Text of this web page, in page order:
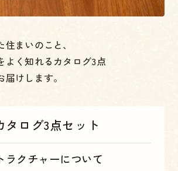
まいのこと、
よく知れるカタログ3点
けします。
タログ3点セット
ラクチャーについて